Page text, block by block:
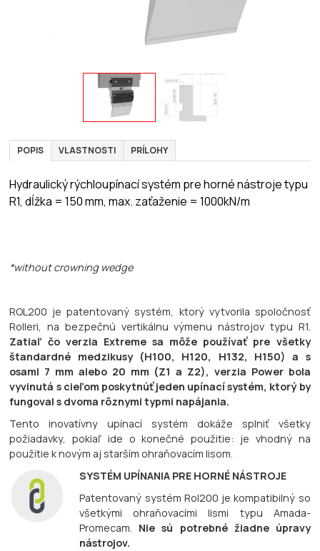
POPIS VLASTNOSTI PRÍLOHY
Hydraulický rýchloupínací systém pre horné nástroje typu
R1, dĺžka = 150 mm, max. zaťaženie = 1000kN/m
*without crowning wedge
ROL200 je patentovaný systém, ktorý vytvorila spoločnosť
Rolleri, na bezpečnú vertikálnu výmenu nástrojov typu R1.
Zatiaľ čo verzia Extreme sa môže používať pre všetky
štandardné medzikusy (H100, H120, H132, H150) a s
osami 7 mm alebo 20 mm (Z1 a Z2), verzia Power bola
vyvinutá s cieľom poskytnúť jeden upínací systém, ktorý by
fungoval s dvoma rôznymi typmi napájania.
Tento inovatívny upínací systém dokáže splniť všetky
požiadavky, pokiaľ ide o konečné použitie: je vhodný na
použitie k novým aj starším ohraňovacím lisom.
SYSTÉM UPÍNANIA PRE HORNÉ NÁSTROJE
Patentovaný systém Rol200 je kompatibilný so
všetkými ohraňovacími lismi typu Amada-
Promecam. Nie sú potrebné žiadne úpravy
nástrojov.